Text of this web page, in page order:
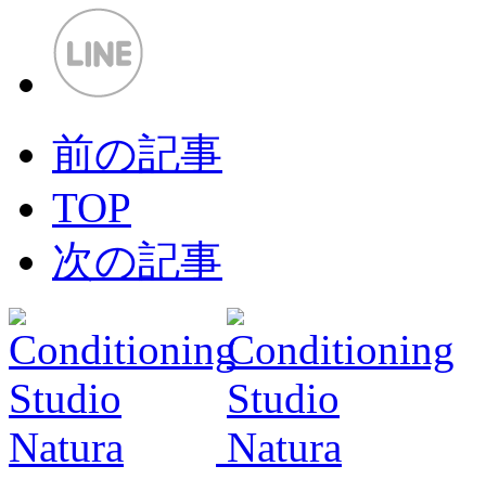
前の記事
TOP
次の記事